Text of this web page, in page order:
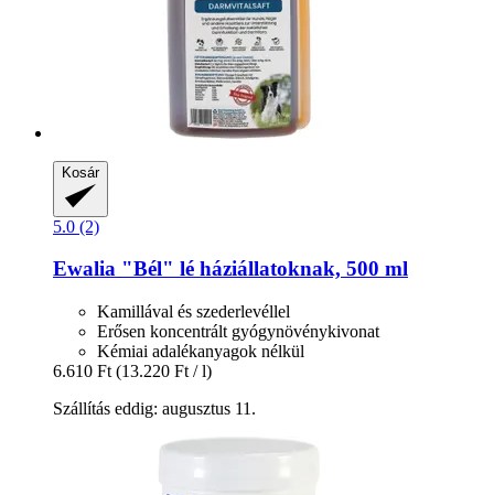
Kosár
5.0 (2)
Ewalia "Bél" lé háziállatoknak, 500 ml
Kamillával és szederlevéllel
Erősen koncentrált gyógynövénykivonat
Kémiai adalékanyagok nélkül
6.610 Ft (13.220 Ft / l)
Szállítás eddig: augusztus 11.